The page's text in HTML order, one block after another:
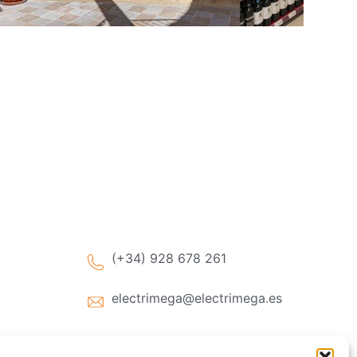
(+34) 928 678 261
electrimega@electrimega.es